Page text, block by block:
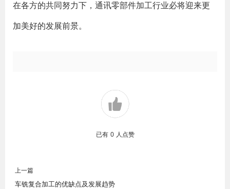
在各方的共同努力下，通讯零部件加工行业必将迎来更
加美好的发展前景。
已有 0 人点赞
上一篇
车铣复合加工的优缺点及发展趋势